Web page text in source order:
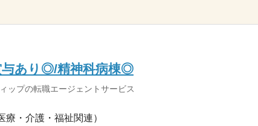
与あり◎/精神科病棟◎
ップの転職エージェントサービス
療・介護・福祉関連）